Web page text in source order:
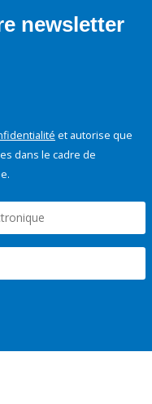
newsletter
et autorise que
dans le cadre de